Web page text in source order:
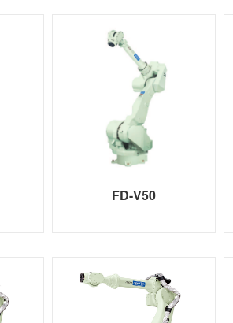
FD-V50